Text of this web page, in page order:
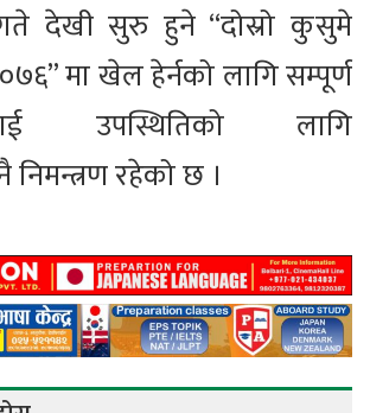
देखी सुरु हुने “दोस्रो कुसुमे
मा खेल हेर्नको लागि सम्पूर्ण
उपस्थितिको लागि
रहेको छ ।